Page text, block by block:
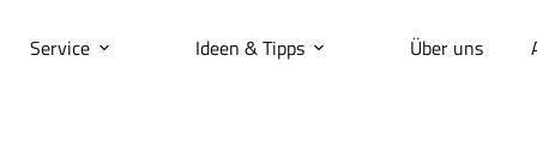
Service Ideen & Tipps Über uns